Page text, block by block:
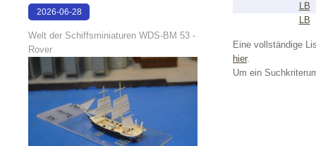
LB
LB
Eine vollständige
hier.
Um ein
2026-06-28
Welt der Schiffsminiaturen WDS-BM 53 -
Rover